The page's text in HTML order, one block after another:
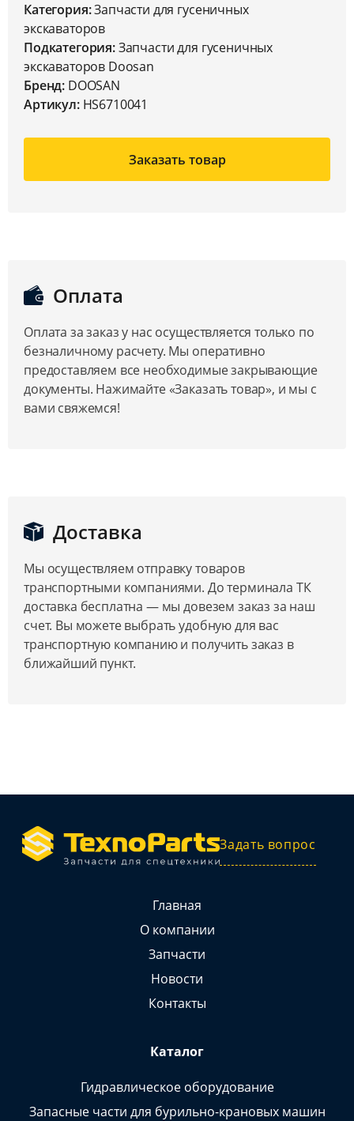
Категория:Запчасти для гусеничных
экскаваторов
Подкатегория:Запчасти для гусеничных
экскаваторов Doosan
Бренд: DOOSAN
Артикул:HS6710041
Заказать товар
Оплата
Оплата за заказ у нас осуществляется только по
безналичному расчету. Мы оперативно
предоставляем все необходимые закрывающие
документы. Нажимайте «Заказать товар», и мы с
вами свяжемся!
Доставка
Мы осуществляем отправку товаров
транспортными компаниями. До терминала ТК
доставка бесплатна — мы довезем заказ за наш
счет. Вы можете выбрать удобную для вас
транспортную компанию и получить заказ в
ближайший пункт.
Задать вопрос
Главная
О компании
Запчасти
Новости
Контакты
Каталог
Гидравлическое оборудование
Запасные части для бурильно-крановых машин